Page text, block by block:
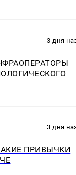
3 дня
3 дня
ПРИВЫЧКИ